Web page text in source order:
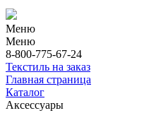
Меню
Меню
8-800-775-67-24
Текстиль на заказ
Главная страница
Каталог
Аксессуары